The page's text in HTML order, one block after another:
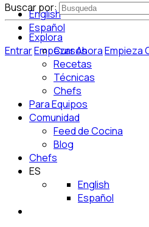
English
Español
EntrarEmpezar AhoraEmpieza
Buscar por:
Explora
Cursos
Recetas
Técnicas
Chefs
Para Equipos
Comunidad
Feed de Cocina
Blog
Chefs
ES
English
Español